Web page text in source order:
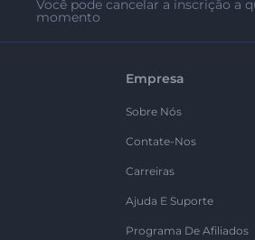
Você pode cancelar a inscrição a
momento
Empresa
Sobre Nós
Contate-Nos
Carreiras
Ajuda E Suporte
Programa De Afiliados